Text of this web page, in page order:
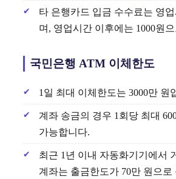
타 은행카드 입금 수수료는 영업
며, 영업시간 이후에는 1000원
국민은행 ATM 이체한도
1일 최대 이체한도는 3000만 원
계좌 송금의 경우 1회당 최대
가능합니다.
최근 1년 이내 자동화기기에서
계좌는 출금한도가 70만 원으로